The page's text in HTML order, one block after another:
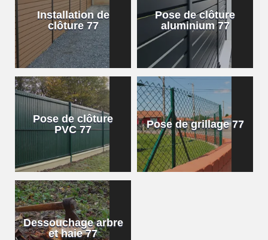
Installation de
clôture 77
Pose de clôture
aluminium 77
Pose de clôture
PVC 77
Pose de grillage 77
Dessouchage arbre
et haie 77